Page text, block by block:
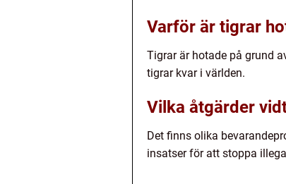
Varför är tigrar
Tigrar är hotade på grund
tigrar kvar i världen.
Vilka åtgärder
Det finns olika
insatser för att stoppa